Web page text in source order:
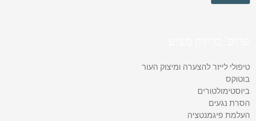
טיפולי לייזר להצערה ומיצוק העור
בוטוקס
ביוסטימולטורים
הסרת נגעים
העלמת פיגמנטציה